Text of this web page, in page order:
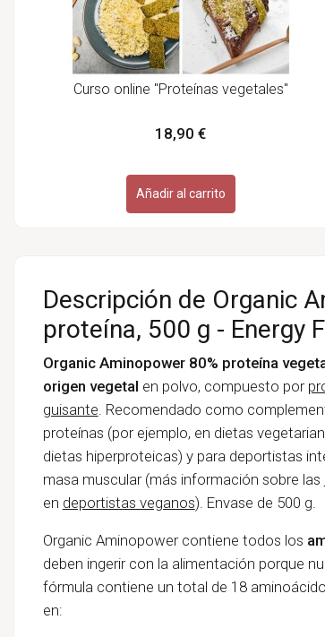
Curso online "Proteínas vegetales"
18,90 €
Añadir al carrito
Descripción de Organic
proteína, 500 g - Energy
Organic Aminopower 80% proteína
origen vegetal en polvo, compuesto por
guisante . Recomendado como
proteínas (por ejemplo, en dietas
dietas hiperproteicas) y para deportistas
masa muscular (más información sobre las
en deportistas veganos). Envase de 500 g.
Organic Aminopower contiene todos los
deben ingerir con la alimentación porque
fórmula contiene un total de 18
en: